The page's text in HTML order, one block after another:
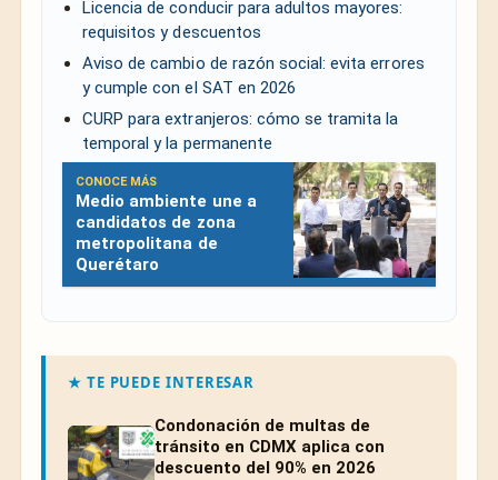
Licencia de conducir para adultos mayores:
requisitos y descuentos
Aviso de cambio de razón social: evita errores
y cumple con el SAT en 2026
CURP para extranjeros: cómo se tramita la
temporal y la permanente
CONOCE MÁS
Medio ambiente une a
candidatos de zona
metropolitana de
Querétaro
★ TE PUEDE INTERESAR
Condonación de multas de
tránsito en CDMX aplica con
descuento del 90% en 2026